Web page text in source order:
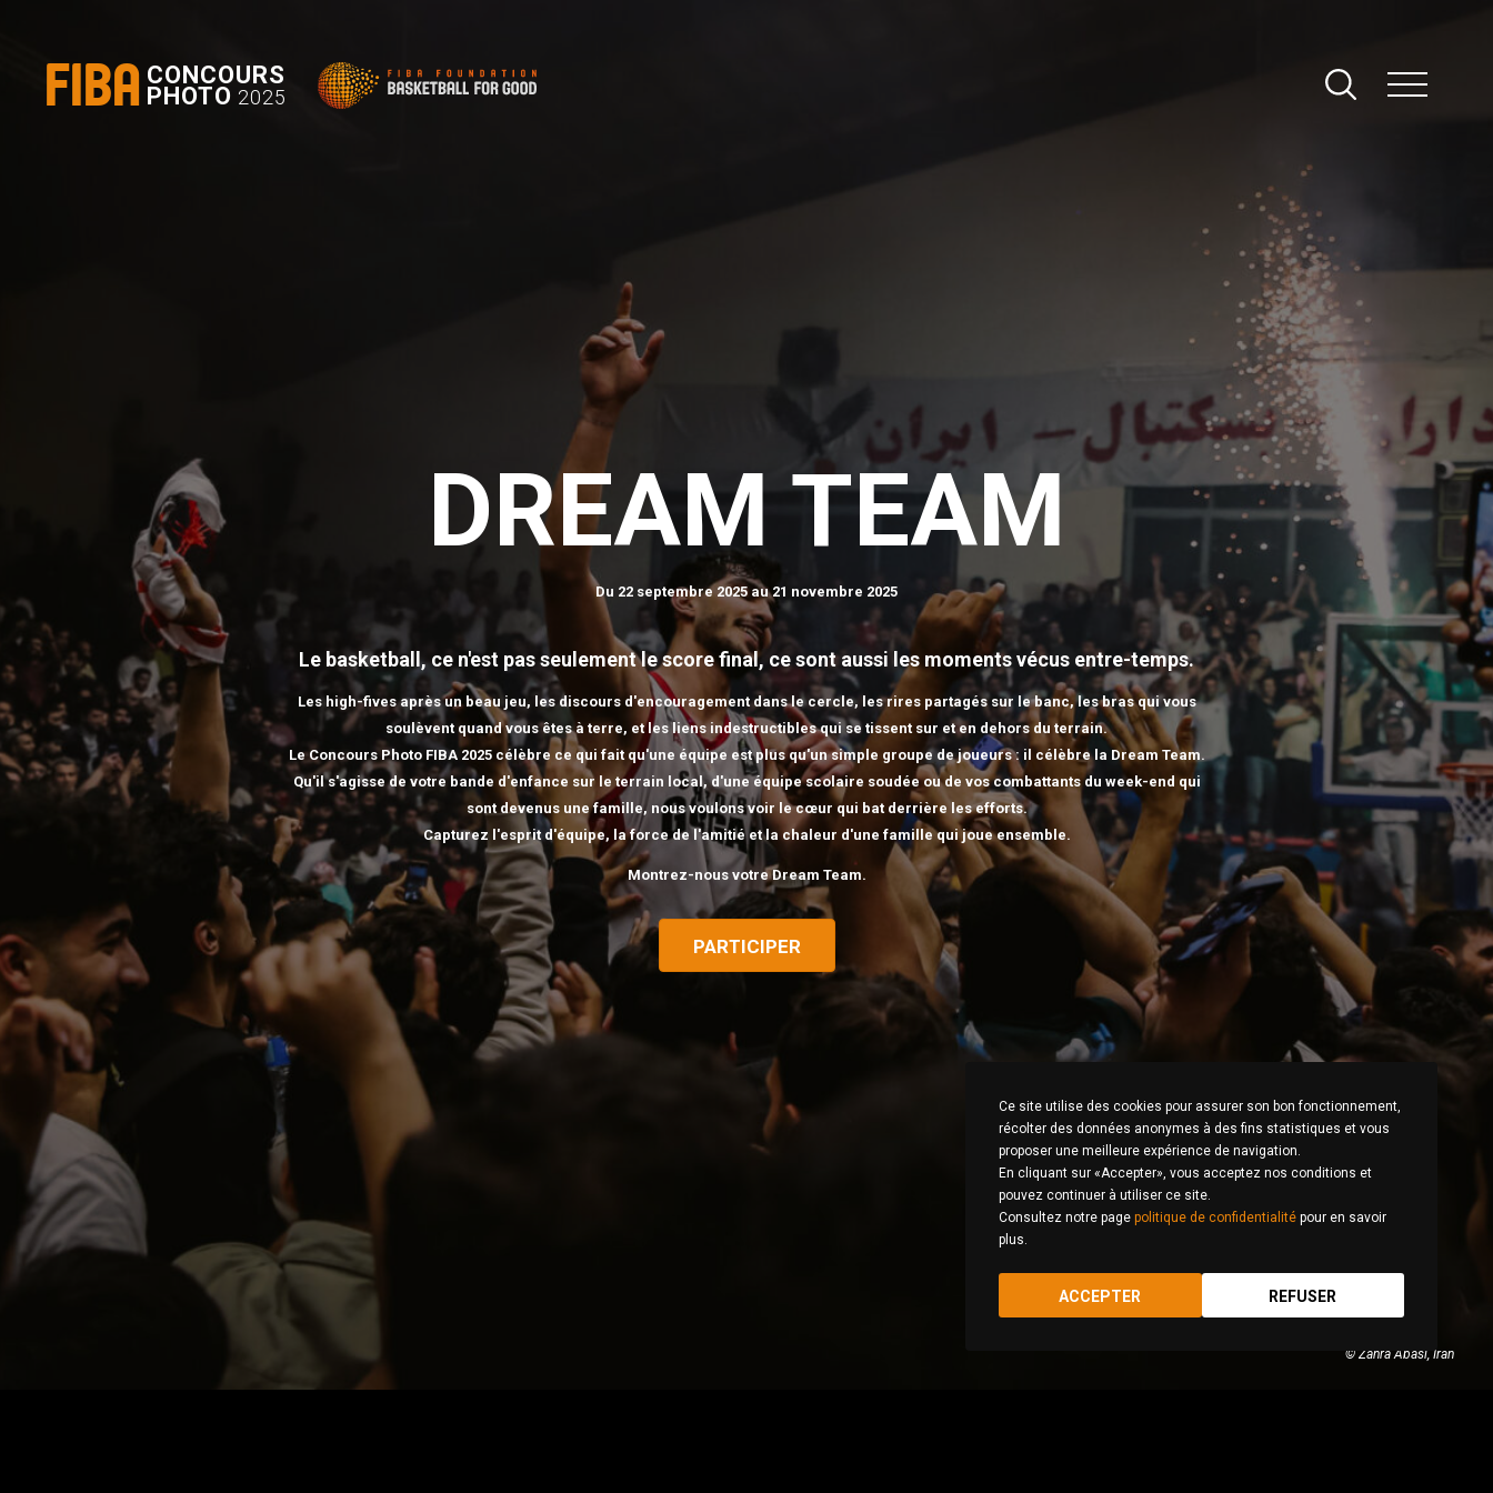
FIBA CONCOURS
PHOTO 2025
DREAM TEAM
Du 22 septembre 2025 au 21 novembre 2025
Le basketball, ce n'est pas seulement le score final, ce sont aussi les moments vécus entre-temps.
Les high-fives après un beau jeu, les discours d'encouragement dans le cercle, les rires partagés sur le banc, les bras qui vous
soulèvent quand vous êtes à terre, et les liens indestructibles qui se tissent sur et en dehors du terrain.
Le Concours Photo FIBA 2025 célèbre ce qui fait qu'une équipe est plus qu'un simple groupe de joueurs : il célèbre la Dream Team.
Qu'il s'agisse de votre bande d'enfance sur le terrain local, d'une équipe scolaire soudée ou de vos combattants du week-end qui
sont devenus une famille, nous voulons voir le cœur qui bat derrière les efforts.
Capturez l'esprit d'équipe, la force de l'amitié et la chaleur d'une famille qui joue ensemble.
Montrez-nous votre Dream Team.
PARTICIPER
© Zahra Abasi, Iran
Ce site utilise des cookies pour assurer son bon fonctionnement,
récolter des données anonymes à des fins statistiques et vous
proposer une meilleure expérience de navigation.
En cliquant sur «Accepter», vous acceptez nos conditions et
pouvez continuer à utiliser ce site.
Consultez notre page politique de confidentialité pour en savoir
plus.
ACCEPTER REFUSER